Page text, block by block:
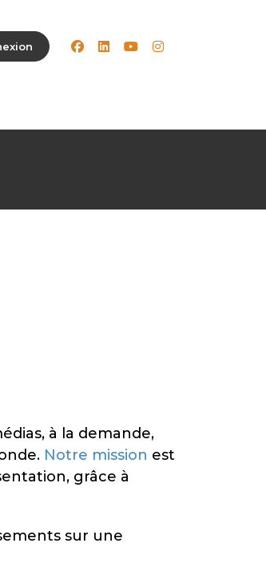
facebook
linkedinyoutubeinstagram
à la demande,
Notre mission est
grâce à
sur une